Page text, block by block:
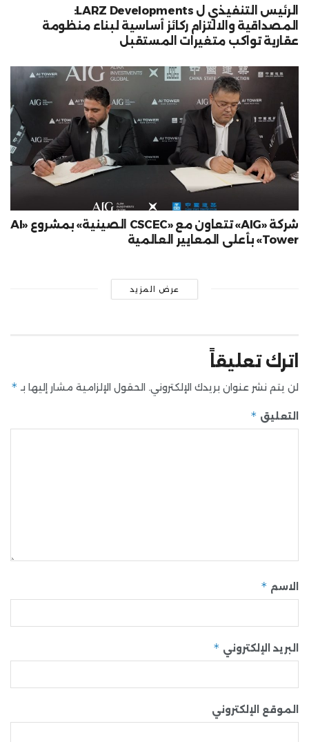
الرئيس التنفيذي ل LARZ Developments:
المصداقية والالتزام ركائز أساسية لبناء منظومة
عقارية تواكب متغيرات المستقبل
شركة «AIG» تتعاون مع «CSCEC الصينية» بمشروع «AI
Tower» بأعلى المعايير العالمية
عرض المزيد
اترك تعليقاً
لن يتم نشر عنوان بريدك الإلكتروني. الحقول الإلزامية مشار إليها بـ *
التعليق *
الاسم *
البريد الإلكتروني *
الموقع الإلكتروني